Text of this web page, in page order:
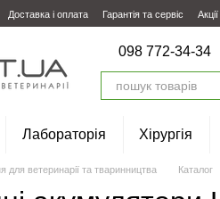
контенту
Доставка і оплата Гарантія та сервіс Акції
098 772-34-34
Лабораторія Хірургія
для ветеринарії та тваринництва Каталог